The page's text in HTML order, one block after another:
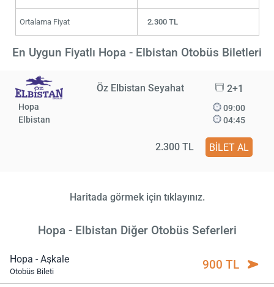
Ortalama Fiyat 2.300 TL
En Uygun Fiyatlı Hopa - Elbistan Otobüs Biletleri
Öz Elbistan Seyahat 2+1
Hopa
Elbistan
09:00
04:45
2.300 TL BİLET AL
Haritada görmek için tıklayınız.
Hopa - Elbistan Diğer Otobüs Seferleri
Hopa - Aşkale
Otobüs Bileti 900 TL